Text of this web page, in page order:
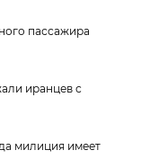
пассажира
иранцев с
милиция имеет